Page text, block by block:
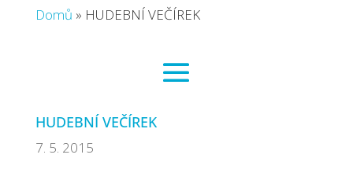
Domů » HUDEBNÍ VEČÍREK
HUDEBNÍ VEČÍREK
7. 5. 2015